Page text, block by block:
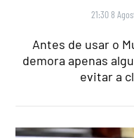
21:30 8
Antes de usar o
demora apenas
evitar a